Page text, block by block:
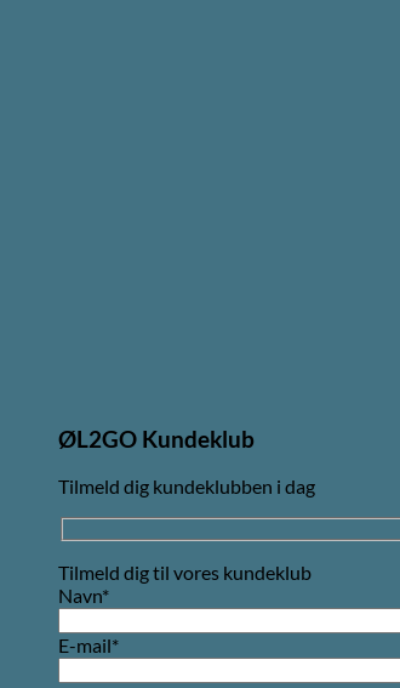
ØL2GO Kundeklub
Tilmeld dig kundeklubben i dag
Tilmeld dig til vores kundeklub
Navn*
E-mail*